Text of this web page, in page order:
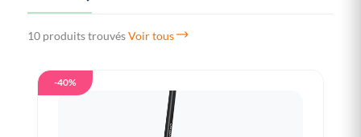
10 produits trouvésVoir tous
-40%